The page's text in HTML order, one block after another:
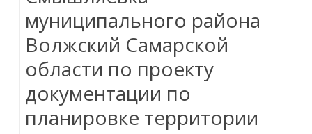
муниципального района
Волжский Самарской
области по проекту
документации по
планировке территории